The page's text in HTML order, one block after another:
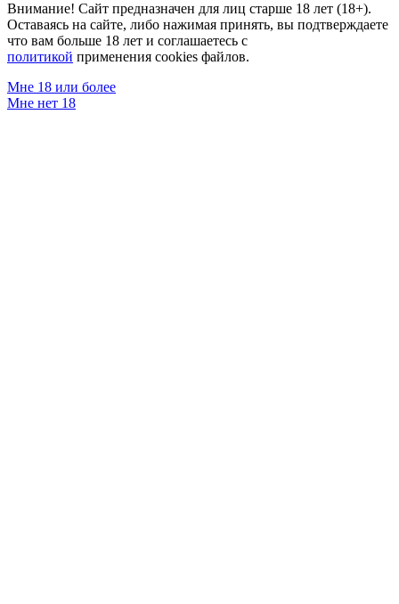
Внимание! Сайт предназначен для лиц старше 18 лет (18+).
Оставаясь на сайте, либо нажимая принять, вы подтверждаете
что вам больше 18 лет и соглашаетесь с
политикой применения cookies файлов.
Мне 18 или более
Мне нет 18